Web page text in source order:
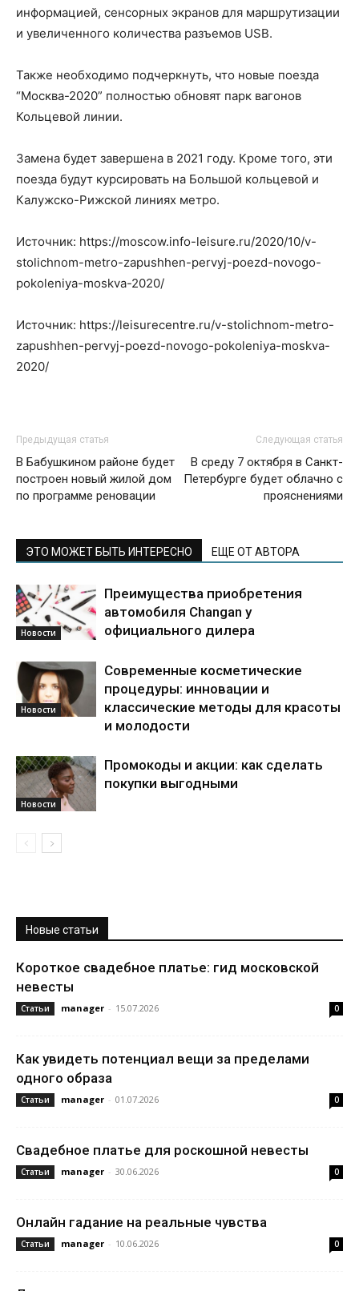
информацией, сенсорных экранов для маршрутизации
и увеличенного количества разъемов USB.
Также необходимо подчеркнуть, что новые поезда
“Москва-2020” полностью обновят парк вагонов
Кольцевой линии.
Замена будет завершена в 2021 году. Кроме того, эти
поезда будут курсировать на Большой кольцевой и
Калужско-Рижской линиях метро.
Источник: https://moscow.info-leisure.ru/2020/10/v-
stolichnom-metro-zapushhen-pervyj-poezd-novogo-
pokoleniya-moskva-2020/
Источник: https://leisurecentre.ru/v-stolichnom-metro-
zapushhen-pervyj-poezd-novogo-pokoleniya-moskva-
2020/
Предыдущая статья
В Бабушкином районе будет
построен новый жилой дом
по программе реновации
Следующая статья
В среду 7 октября в Санкт-
Петербурге будет облачно с
прояснениями
ЭТО МОЖЕТ БЫТЬ ИНТЕРЕСНО ЕЩЕ ОТ АВТОРА
Новости
Преимущества приобретения
автомобиля Changan у
официального дилера
Новости
Современные косметические
процедуры: инновации и
классические методы для красоты
и молодости
Новости
Промокоды и акции: как сделать
покупки выгодными
Новые статьи
Короткое свадебное платье: гид московской
невесты
Статьи manager - 15.07.2026 0
Как увидеть потенциал вещи за пределами
одного образа
Статьи manager - 01.07.2026 0
Свадебное платье для роскошной невесты
Статьи manager - 30.06.2026 0
Онлайн гадание на реальные чувства
Статьи manager - 10.06.2026 0